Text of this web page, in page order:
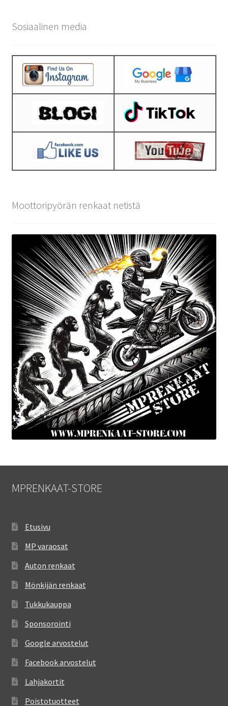
Sosiaalinen media
Moottoripyörän renkaat netistä
MPRENKAAT-STORE
Etusivu
MP varaosat
Auton renkaat
Mönkijän renkaat
Tukkukauppa
Sponsorointi
Google arvostelut
Facebook arvostelut
Lahjakortit
Poistotuotteet